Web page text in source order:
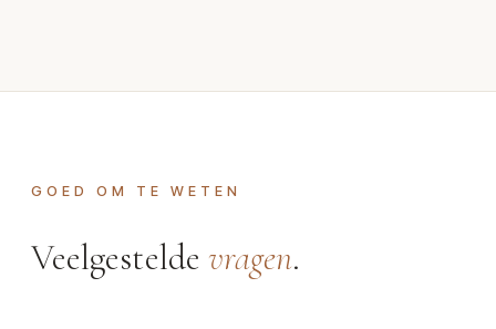
GOED OM TE WETEN
Veelgestelde vragen.